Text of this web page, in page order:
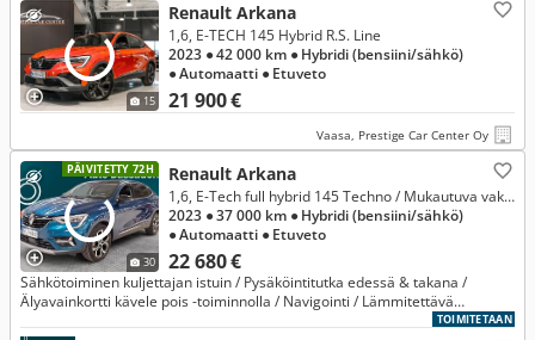
15
Renault Arkana
21 900 €
1,6, E-TECH 145 Hybrid R.S. Line
2023 ● 42 000 km ● Hybridi (bensiini/sähkö)
● Automaatti ● Etuveto
Vaasa, Prestige Car Center Oy
PÄIVITETTY 72H
30
Renault Arkana
22 680 €
1,6, E-Tech full hybrid 145 Techno / Mukautuva vakionopeudensäädin / Lohkolämmitin / Peruutuskamera ++ *** Korkotarjous 1,49%
2023 ● 37 000 km ● Hybridi (bensiini/sähkö)
● Automaatti ● Etuveto
Sähkötoiminen kuljettajan istuin / Pysäköintitutka edessä & takana /
Älyavainkortti kävele pois -toiminnolla / Navigointi / Lämmitettävä
TOIMITETAAN